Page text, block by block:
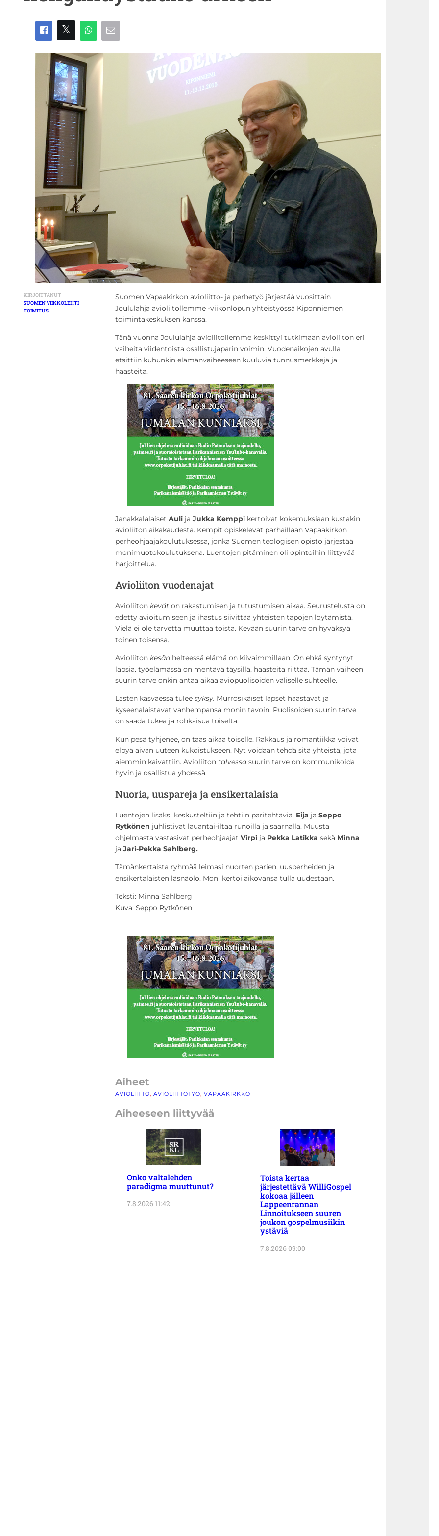
KIRJOITTANUT
SUOMEN VIIKKOLEHTI
TOIMITUS
Suomen Vapaakirkon avioliitto- ja perhetyö järjestää vuosittain
Joululahja avioliitollemme -viikonlopun yhteistyössä Kiponniemen
toimintakeskuksen kanssa.
Tänä vuonna Joululahja avioliitollemme keskittyi tutkimaan avioliiton eri
vaiheita viidentoista osallistujaparin voimin. Vuodenaikojen avulla
etsittiin kuhunkin elämänvaiheeseen kuuluvia tunnusmerkkejä ja
haasteita.
Janakkalalaiset Auli ja Jukka Kemppikertoivat kokemuksiaan kustakin
avioliiton aikakaudesta. Kempit opiskelevat parhaillaan Vapaakirkon
perheohjaajakoulutuksessa, jonka Suomen teologisen opisto järjestää
monimuotokoulutuksena. Luentojen pitäminen oli opintoihin liittyvää
harjoittelua.
Avioliiton vuodenajat
Avioliiton keväton rakastumisen ja tutustumisen aikaa. Seurustelusta on
edetty avioitumiseen ja ihastus siivittää yhteisten tapojen löytämistä.
Vielä ei ole tarvetta muuttaa toista. Kevään suurin tarve on hyväksyä
toinen toisensa.
Avioliiton kesän helteessä elämä on kiivaimmillaan. On ehkä syntynyt
lapsia, työelämässä on mentävä täysillä, haasteita riittää. Tämän vaiheen
suurin tarve onkin antaa aikaa aviopuolisoiden väliselle suhteelle.
Lasten kasvaessa tulee syksy. Murrosikäiset lapset haastavat ja
kyseenalaistavat vanhempansa monin tavoin. Puolisoiden suurin tarve
on saada tukea ja rohkaisua toiselta.
Kun pesä tyhjenee, on taas aikaa toiselle. Rakkaus ja romantiikka voivat
elpyä aivan uuteen kukoistukseen. Nyt voidaan tehdä sitä yhteistä, jota
aiemmin kaivattiin. Avioliiton talvessasuurin tarve on kommunikoida
hyvin ja osallistua yhdessä.
Nuoria, uuspareja ja ensikertalaisia
Luentojen lisäksi keskusteltiin ja tehtiin paritehtäviä. Eija ja Seppo
Rytkönen juhlistivat lauantai-iltaa runoilla ja saarnalla. Muusta
ohjelmasta vastasivat perheohjaajat Virpija Pekka Latikka sekä Minna
ja Jari-Pekka Sahlberg.
Tämänkertaista ryhmää leimasi nuorten parien, uusperheiden ja
ensikertalaisten läsnäolo. Moni kertoi aikovansa tulla uudestaan.
Teksti: Minna Sahlberg
Kuva: Seppo Rytkönen
Aiheet
AVIOLIITTO AVIOLIITTOTYÖ VAPAAKIRKKO
Aiheeseen liittyvää
Onko valtalehden
paradigma muuttunut?
7.8.2026 11:42
Toista kertaa
järjestettävä WilliGospel
kokoaa jälleen
Lappeenrannan
Linnoitukseen suuren
joukon gospelmusiikin
ystäviä
7.8.2026 09:00